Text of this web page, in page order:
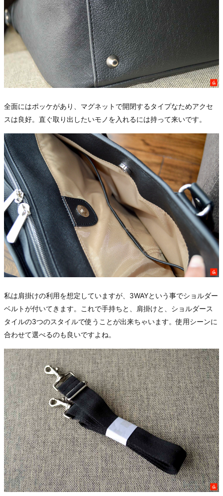
全面にはポッケがあり、マグネットで開閉するタイプなためアクセ
スは良好。直ぐ取り出したいモノを入れるには持って来いです。
私は肩掛けの利用を想定していますが、3WAYという事でショルダー
ベルトが付いてきます。これで手持ちと、肩掛けと、ショルダース
タイルの3つのスタイルで使うことが出来ちゃいます。使用シーンに
合わせて選べるのも良いですよね。